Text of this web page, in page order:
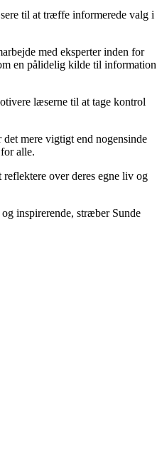
til at træffe informerede valg i
med eksperter inden for
en pålidelig kilde til information
læserne til at tage kontrol
mere vigtigt end nogensinde
alle.
over deres egne liv og
inspirerende, stræber Sunde